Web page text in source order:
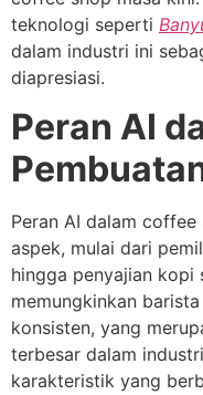
teknologi seperti
dalam industri ini
diapresiasi.
Peran AI
Peran AI dalam
aspek, mulai dari
hingga penyajian kopi
memungkinkan
konsisten, yang
terbesar dalam
karakteristik yang